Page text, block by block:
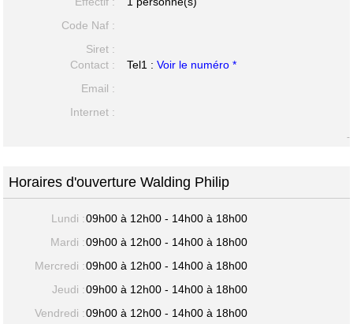
Code Naf :
Siret :
Contact :
Tel1 :Voir le numéro *
Email :
Internet :
-
Horaires d'ouverture Walding Philip
Lundi :09h00 à 12h00 - 14h00 à 18h00
Mardi :09h00 à 12h00 - 14h00 à 18h00
Mercredi :09h00 à 12h00 - 14h00 à 18h00
Jeudi :09h00 à 12h00 - 14h00 à 18h00
Vendredi :09h00 à 12h00 - 14h00 à 18h00